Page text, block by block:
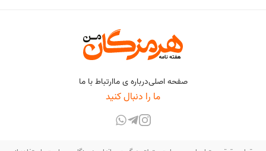
صفحه اصلیدرباره ی ماارتباط با ما
ما را دنبال کنید